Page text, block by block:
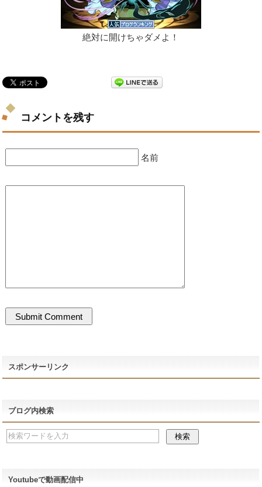
絶対に開けちゃダメよ！
コメントを残す
名前
スポンサーリンク
ブログ内検索
Youtubeで動画配信中